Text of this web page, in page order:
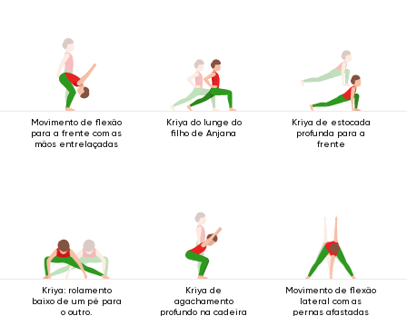
Movimento de flexão
para a frente com as
mãos entrelaçadas
Kriya do lunge do
filho de Anjana
Kriya de estocada
profunda para a
frente
Kriya: rolamento
baixo de um pé para
o outro.
Kriya de
agachamento
profundo na cadeira
Movimento de flexão
lateral com as
pernas afastadas